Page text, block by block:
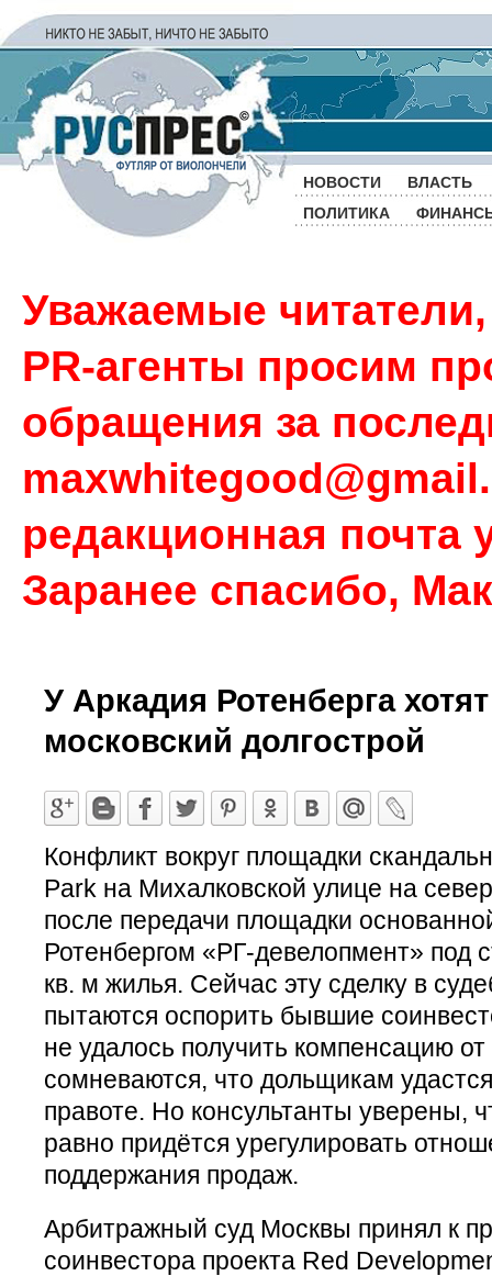
НОВОСТИ
ВЛАСТЬ
ПОЛИТИКА
Уважаемые
PR-агенты просим
обращения за
редакционная почта
Заранее спасибо,
У Аркадия Ротенберга
московский долгострой
Конфликт вокруг площадки
Park на Михалковской улице на
после передачи площадки
Ротенбергом «РГ-девелопмент» под
кв. м жилья. Сейчас эту сделку в
пытаются оспорить бывшие
не удалось получить компенсацию
сомневаются, что дольщикам
правоте. Но консультанты уверены,
равно придётся урегулировать
поддержания продаж.
Арбитражный суд Москвы принял к
соинвестора проекта Red